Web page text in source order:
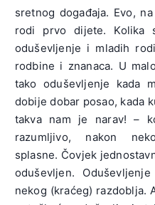
sretnog događaja. Evo,
rodi prvo dijete. Kolika
oduševljenje i mladih
rodbine i znanaca. U
tako oduševljenje kada
dobije dobar posao, kada
takva nam je narav! –
razumljivo, nakon
splasne. Čovjek
oduševljen.
nekog (kraćeg) razdoblja.